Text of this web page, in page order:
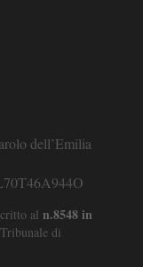
dell’Emilia
al n.8548 in
di